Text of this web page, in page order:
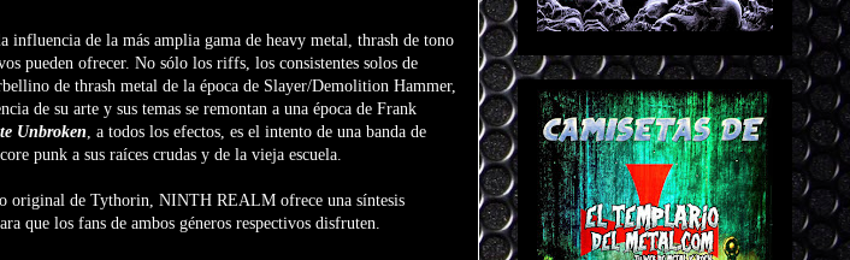
influencia de la más amplia gama de heavy metal, thrash de tono
pueden ofrecer. No sólo los riffs, los consistentes solos de
de thrash metal de la época de Slayer/Demolition Hammer,
de su arte y sus temas se remontan a una época de Frank
Unbroken, a todos los efectos, es el intento de una banda de
punk a sus raíces crudas y de la vieja escuela.
original de Tythorin, NINTH REALM ofrece una síntesis
que los fans de ambos géneros respectivos disfruten.